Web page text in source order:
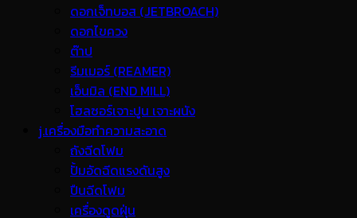
ดอกเจ็ทบอส (JETBROACH)
ดอกไขควง
ต๊าป
รีมเมอร์ (REAMER)
เอ็นมิล (END MILL)
โฮลซอร์เจาะปูน เจาะผนัง
j.เครื่องมือทำความสะอาด
ถังฉีดโฟม
ปั้มอัดฉีดแรงดันสูง
ปืนฉีดโฟม
เครื่องดูดฝุ่น